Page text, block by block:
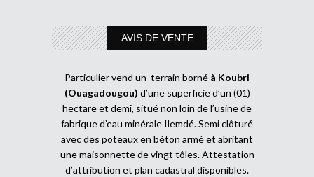
AVIS DE VENTE
Particulier vend un terrain borné à Koubri
(Ouagadougou) d’une superficie d’un (01)
hectare et demi, situé non loin de l’usine de
fabrique d’eau minérale Ilemdé. Semi clôturé
avec des poteaux en béton armé et abritant
une maisonnette de vingt tôles. Attestation
d’attribution et plan cadastral disponibles.